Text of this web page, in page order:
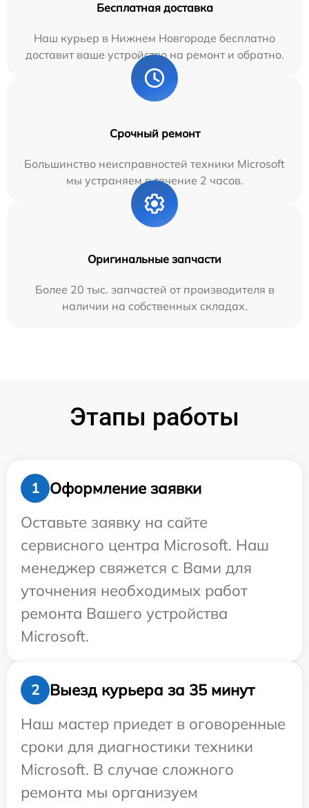
Бесплатная доставка
Наш курьер в Нижнем Новгороде бесплатно
доставит ваше устройство на ремонт и обратно.
Срочный ремонт
Большинство неисправностей техники Microsoft
мы устраняем в течение 2 часов.
Оригинальные запчасти
Более 20 тыс. запчастей от производителя в
наличии на собственных складах.
Этапы работы
1
Оформление заявки
Оставьте заявку на сайте
сервисного центра Microsoft. Наш
менеджер свяжется с Вами для
уточнения необходимых работ
ремонта Вашего устройства
Microsoft.
2
Выезд курьера за 35 минут
Наш мастер приедет в оговоренные
сроки для диагностики техники
Microsoft. В случае сложного
ремонта мы организуем